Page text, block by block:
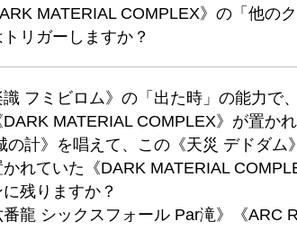
MATERIAL COMPLEX》の「他の
リガーしますか？
フミビロム》の「出た時」の能力で
MATERIAL COMPLEX》が置かれ
の計》を唱えて、この《天災 デドダム
れていた《DARK MATERIAL
残りますか？
龍 シックスフォール Par滝》《ARC